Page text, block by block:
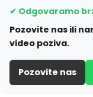
✔ Odgovaramo
Pozovite nas ili
video poziva.
Pozovite nas